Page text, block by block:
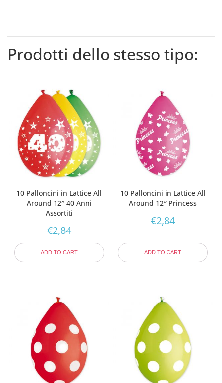
Prodotti dello stesso tipo:
10 Palloncini in Lattice All
Around 12″ 40 Anni
Assortiti
€2,84
ADD TO CART
10 Palloncini in Lattice All
Around 12″ Princess
€2,84
ADD TO CART